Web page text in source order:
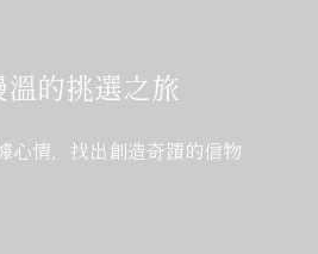
的挑選之旅
心情，找出創造奇蹟的信物